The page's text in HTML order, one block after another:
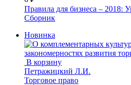
Правила для бизнеса – 2018:
Сборник
Новинка
В корзину
Петражицкий Л.И.
Торговое право